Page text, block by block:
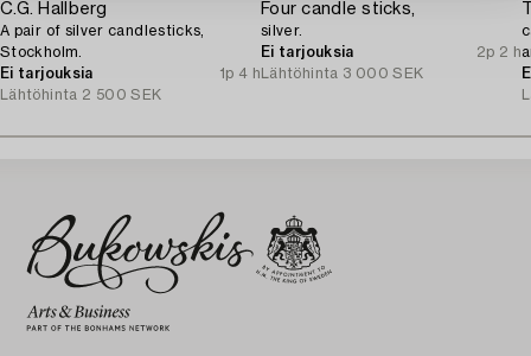
C.G. Hallberg
A pair of silver candlesticks,
Stockholm.
Ei tarjouksia
1p 4 h
Lähtöhinta 2 500 SEK
Four candle sticks,
silver.
Ei tarjouksia
2p 2 h
Lähtöhinta 3 000 SEK